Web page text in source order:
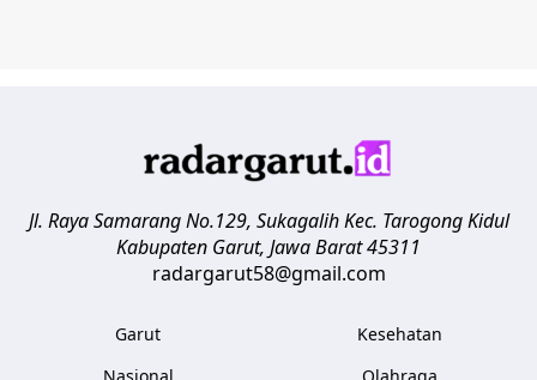
Jl. Raya Samarang No.129, Sukagalih Kec. Tarogong Kidul
Kabupaten Garut, Jawa Barat45311
radargarut58@gmail.com
Garut
Kesehatan